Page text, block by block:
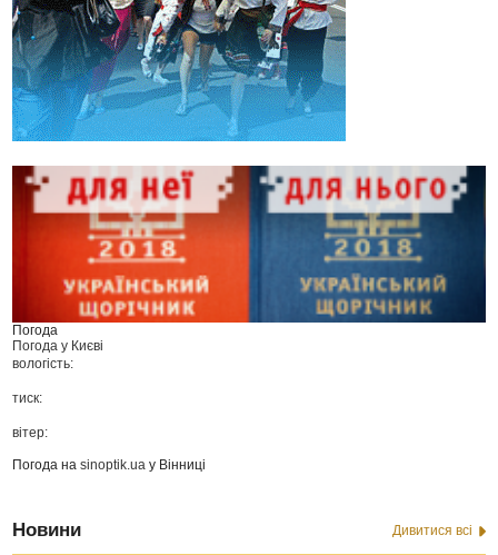
Погода
Погода у Києві
вологість:
тиск:
вітер:
Погода наsinoptik.ua у Вінниці
Новини Дивитися всі